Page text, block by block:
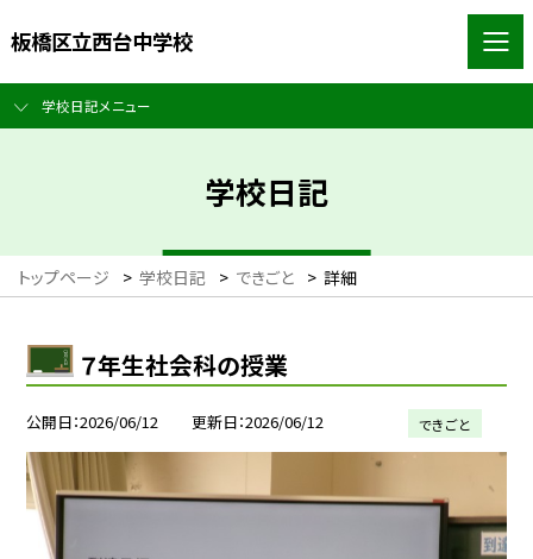
板橋区立西台中学校
学校日記メニュー
学校日記
トップページ > 学校日記 > できごと > 詳細
７年生社会科の授業
公開日 2026/06/12 更新日 2026/06/12 できごと